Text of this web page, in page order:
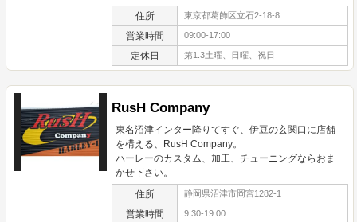
住所 東京都葛飾区立石2-18-8
営業時間 09:00-17:00
定休日 第1.3土曜、日曜、祝日
RusH Company
東名沼津インター降りてすぐ、伊豆の玄関口に店舗
を構える、RusH Company。
ハーレーのカスタム、加工、チューニングならおま
かせ下さい。
住所 静岡県沼津市岡宮1282-1
営業時間 9:30-19:00